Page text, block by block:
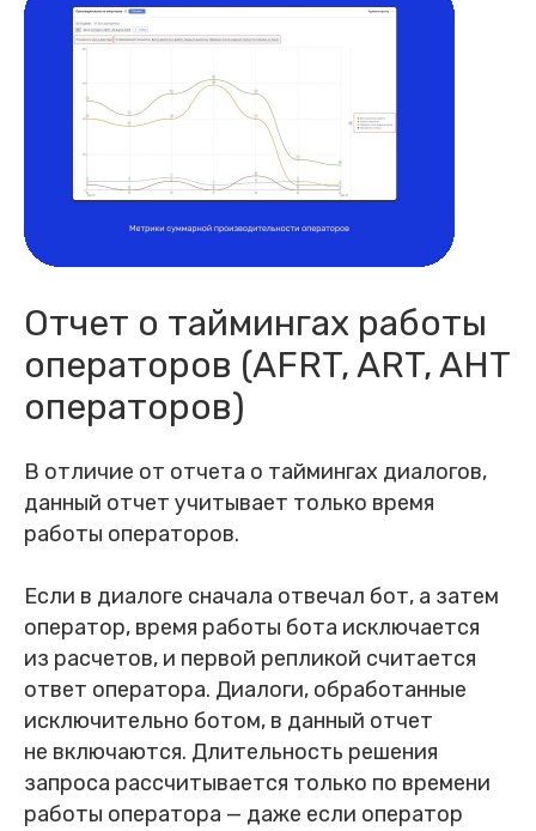
Отчет о таймингах работы
операторов (AFRT, ART, AHT
операторов)
В отличие от отчета о таймингах диалогов,
данный отчет учитывает только время
работы операторов.
Если в диалоге сначала отвечал бот, а затем
оператор, время работы бота исключается
из расчетов, и первой репликой считается
ответ оператора. Диалоги, обработанные
исключительно ботом, в данный отчет
не включаются. Длительность решения
запроса рассчитывается только по времени
работы оператора — даже если оператор